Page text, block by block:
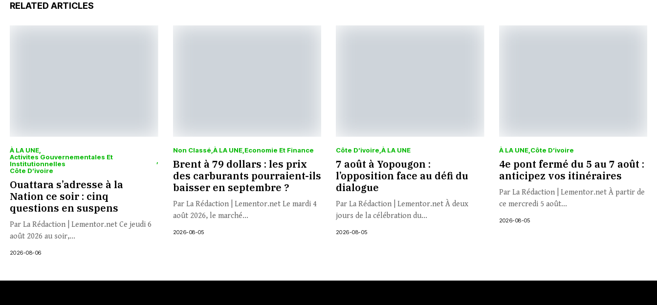
RELATED ARTICLES
À LA UNE
Activites Gouvernementales Et
Institutionnelles
Côte D’ivoire
Ouattara s’adresse à la
Nation ce soir : cinq
questions en suspens
Par La Rédaction | Lementor.net Ce jeudi 6
août 2026 au soir,...
2026-08-06
Non Classé À LA UNE Economie Et Finance
Brent à 79 dollars : les prix
des carburants pourraient-ils
baisser en septembre ?
Par La Rédaction | Lementor.net Le mardi 4
août 2026, le marché...
2026-08-05
Côte D’ivoire À LA UNE
7 août à Yopougon :
l’opposition face au défi du
dialogue
Par La Rédaction | Lementor.net À deux
jours de la célébration du...
2026-08-05
À LA UNE Côte D’ivoire
4e pont fermé du 5 au 7 août :
anticipez vos itinéraires
Par La Rédaction | Lementor.net À partir de
ce mercredi 5 août...
2026-08-05